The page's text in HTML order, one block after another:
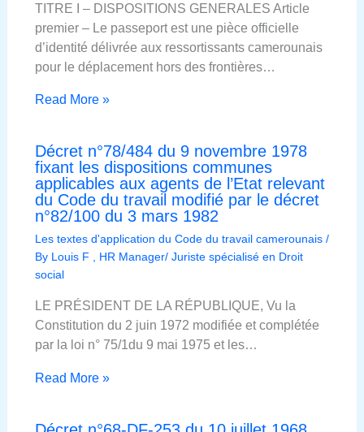
TITRE I – DISPOSITIONS GENERALES Article
premier – Le passeport est une pièce officielle
d’identité délivrée aux ressortissants camerounais
pour le déplacement hors des frontières…
Read More »
Décret n°78/484 du 9 novembre 1978
fixant les dispositions communes
applicables aux agents de l’Etat relevant
du Code du travail modifié par le décret
n°82/100 du 3 mars 1982
Les textes d'application du Code du travail camerounais/
By Louis F , HR Manager/ Juriste spécialisé en Droit
social
LE PRÉSIDENT DE LA RÉPUBLIQUE, Vu la
Constitution du 2 juin 1972 modifiée et complétée
par la loi n° 75/1du 9 mai 1975 et les…
Read More »